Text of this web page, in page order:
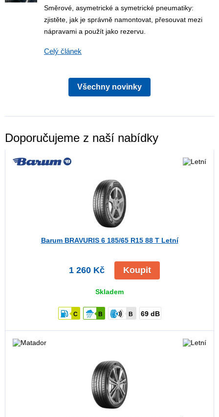
Směrové, asymetrické a symetrické pneumatiky:
zjistěte, jak je správně namontovat, přesouvat mezi
nápravami a použít jako rezervu.
Celý článek
Všechny novinky
Doporučujeme z naší nabídky
Barum BRAVURIS 6 185/65 R15 88 T Letní
1 260 Kč Koupit
Skladem
C B B 69 dB